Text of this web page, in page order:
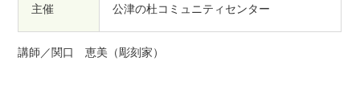
主催 公津の杜コミュニティセンター
講師／関口 恵美（彫刻家）